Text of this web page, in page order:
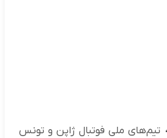
، تیم‌های ملی فوتبال ژاپن و تونس